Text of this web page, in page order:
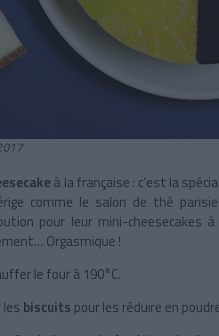
à la française : c’est la
comme le salon de thé
pour leur mini-
Orgasmique !
le four à 190°C.
les biscuits pour les réduire en